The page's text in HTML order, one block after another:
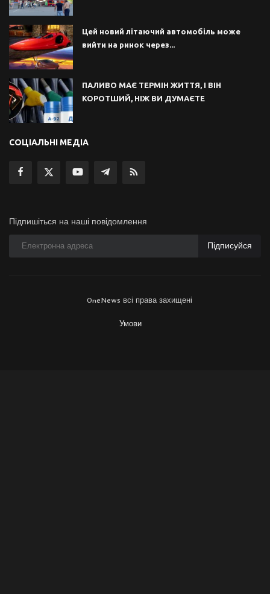
Цей новий літаючий автомобіль може
вийти на ринок через...
ПАЛИВО МАЄ ТЕРМІН ЖИТТЯ, І ВІН
КОРОТШИЙ, НІЖ ВИ ДУМАЄТЕ
СОЦІАЛЬНІ МЕДІА
Підпишіться на наші повідомлення
Підписуйся
OneNews всі права захищені
Умови